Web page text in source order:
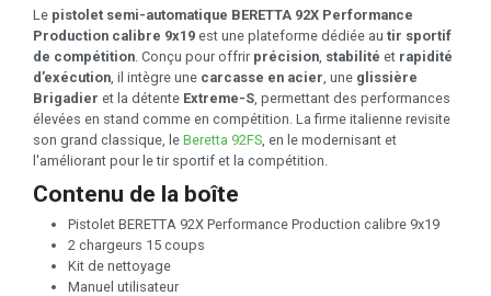
Le pistolet semi-automatique BERETTA 92X Performance
Production calibre 9x19 est une plateforme dédiée au tir sportif
de compétition. Conçu pour offrir précision, stabilité et rapidité
d’exécution, il intègre une carcasse en acier, une glissière
Brigadier et la détente Extreme-S, permettant des performances
élevées en stand comme en compétition. La firme italienne revisite
son grand classique, le Beretta 92FS, en le modernisant et
l'améliorant pour le tir sportif et la compétition.
Contenu de la boîte
Pistolet BERETTA 92X Performance Production calibre 9x19
2 chargeurs 15 coups
Kit de nettoyage
Manuel utilisateur